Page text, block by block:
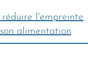
réduire l'empreinte
alimentation